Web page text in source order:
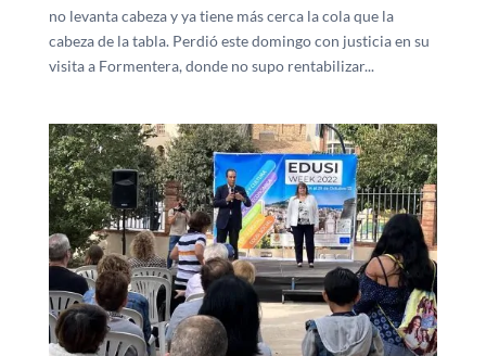
no levanta cabeza y ya tiene más cerca la cola que la
cabeza de la tabla. Perdió este domingo con justicia en su
visita a Formentera, donde no supo rentabilizar...